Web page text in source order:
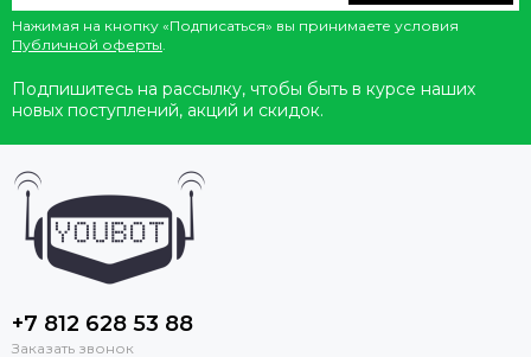
Нажимая на кнопку «Подписаться» вы принимаете условия
Публичной оферты.
Подпишитесь на рассылку, чтобы быть в курсе наших
новых поступлений, акций и скидок.
+7 812 628 53 88
Заказать звонок